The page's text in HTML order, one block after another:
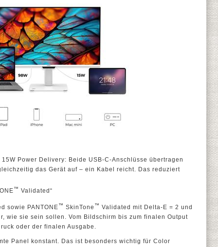
Power Delivery: Beide USB-C-Anschlüsse übertragen
das Gerät auf – ein Kabel reicht. Das reduziert
™ Validated“
sowie PANTONE™ SkinTone ™ Validated mit Delta-E = 2 und
wie sie sein sollen. Vom Bildschirm bis zum finalen Output
oder der finalen Ausgabe.
Panel konstant. Das ist besonders wichtig für Color